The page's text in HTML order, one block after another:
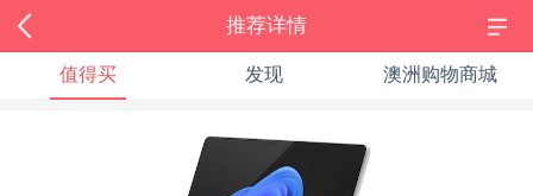
推荐详情
值得买 发现 澳洲购物商城